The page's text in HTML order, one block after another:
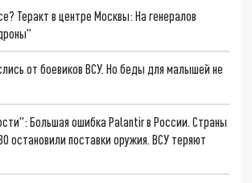
Теракт в центре Москвы: На генералов
от боевиков ВСУ. Но беды для малышей не
Большая ошибка Palantir в России. Страны
остановили поставки оружия. ВСУ теряют